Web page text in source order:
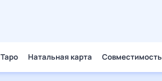
Таро Натальная карта Совместимость